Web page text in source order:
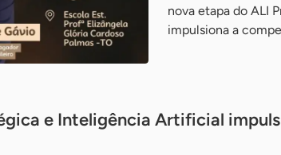
nova etapa do ALI
impulsiona a
e Inteligência Artificial